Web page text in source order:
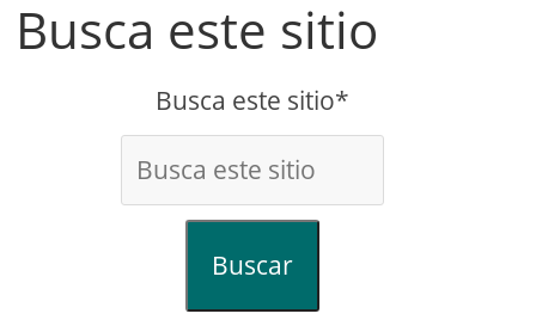
Busca este sitio
Busca este sitio*
Buscar